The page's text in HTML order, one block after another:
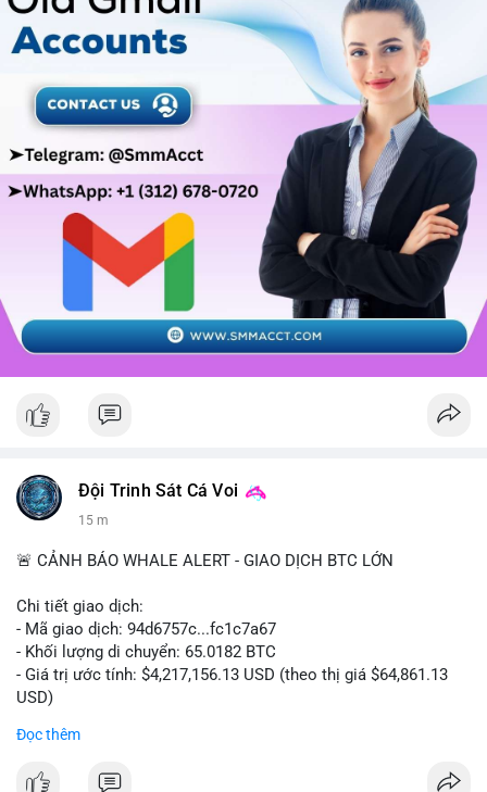
Đội Trinh Sát Cá Voi
15 m
🚨 CẢNH BÁO WHALE ALERT - GIAO DỊCH BTC LỚN
Chi tiết giao dịch:
- Mã giao dịch: 94d6757c...fc1c7a67
- Khối lượng di chuyển: 65.0182 BTC
- Giá trị ước tính: $4,217,156.13 USD (theo thị giá $64,861.13
USD)
Đọc thêm